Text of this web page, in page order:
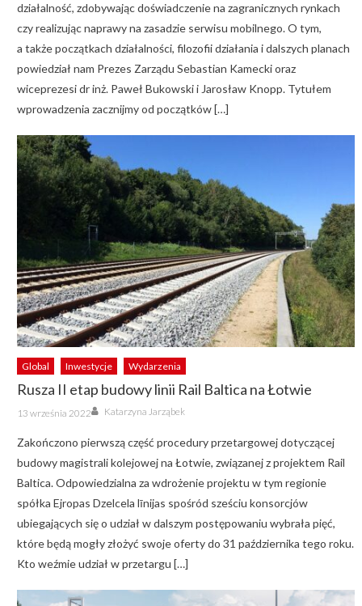
działalność, zdobywając doświadczenie na zagranicznych rynkach
czy realizując naprawy na zasadzie serwisu mobilnego. O tym,
a także początkach działalności, filozofii działania i dalszych planach
powiedział nam Prezes Zarządu Sebastian Kamecki oraz
wiceprezesi dr inż. Paweł Bukowski i Jarosław Knopp. Tytułem
wprowadzenia zacznijmy od początków […]
Global Inwestycje Wydarzenia
Rusza II etap budowy linii Rail Baltica na Łotwie
Posted
on
13 września 2022 Author
Katarzyna Jarząbek
Zakończono pierwszą część procedury przetargowej dotyczącej
budowy magistrali kolejowej na Łotwie, związanej z projektem Rail
Baltica. Odpowiedzialna za wdrożenie projektu w tym regionie
spółka Ejropas Dzelcela līnijas spośród sześciu konsorcjów
ubiegających się o udział w dalszym postępowaniu wybrała pięć,
które będą mogły złożyć swoje oferty do 31 października tego roku.
Kto weźmie udział w przetargu […]